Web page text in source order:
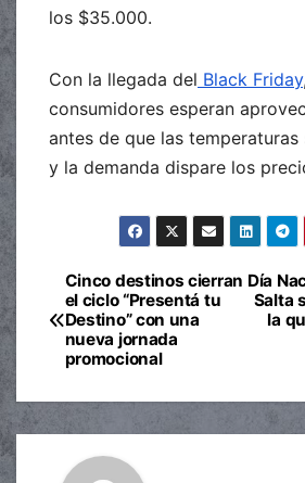
los $35.000.
Con la llegada del Black Friday
consumidores esperan
antes de que las temperaturas
y la demanda dispare los
Navegación
de
entradas
Día
Salta
la
Cinco destinos cierran
el ciclo “Presentá tu
Destino” con una
nueva jornada
promocional